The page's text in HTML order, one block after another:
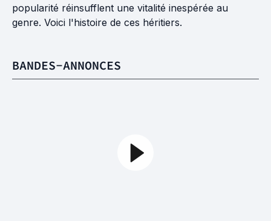
popularité réinsufflent une vitalité inespérée au
genre. Voici l'histoire de ces héritiers.
BANDES-ANNONCES